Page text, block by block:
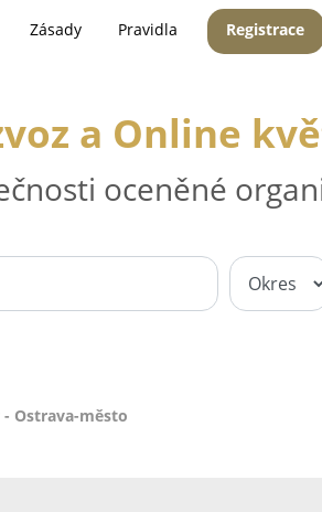
Zásady Pravidla Registrace
a Online
oceněné
Ostrava-město